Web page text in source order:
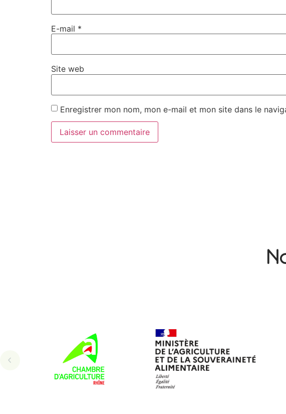
E-mail *
Site web
Enregistrer mon nom, mon e-mail et mon site dans le